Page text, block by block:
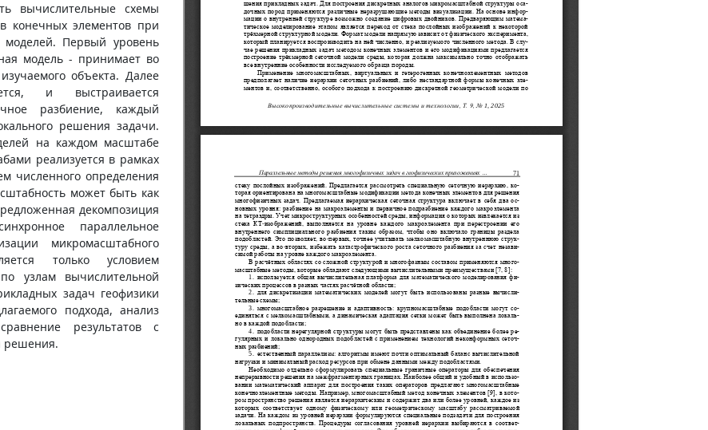
вычислительные схемы
конечных элементов при
моделей. Первый уровень
модель - принимает во
объекта. Далее
и выстраивается
разбиение, каждый
решения задачи.
на каждом масштабе
реализуется в рамках
численного определения
может быть как
декомпозиция
параллельное
микромасштабного
только условием
узлам вычислительной
задач геофизики
подхода, анализ
результатов с
решения.